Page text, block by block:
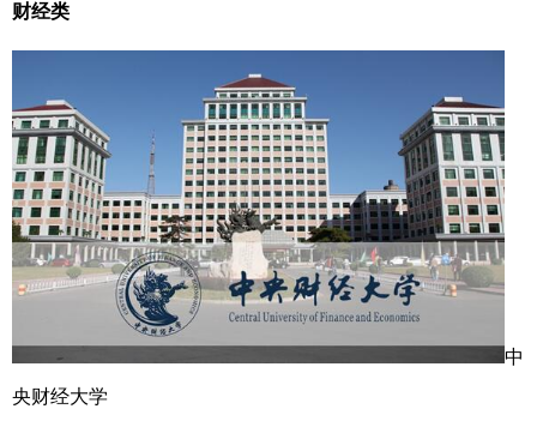
财经类
中
央财经大学